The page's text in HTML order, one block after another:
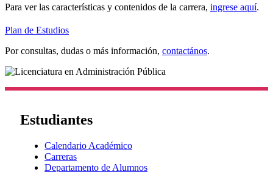
Para ver las características y contenidos de la carrera, ingrese aquí.
Plan de Estudios
Por consultas, dudas o más información, contactános.
Estudiantes
Calendario Académico
Carreras
Departamento de Alumnos